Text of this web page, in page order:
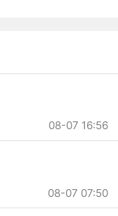
08-07 16:56
08-07 07:50